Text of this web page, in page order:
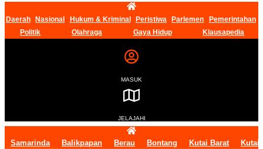
Daerah Nasional Hukum & Kriminal Peristiwa Parlemen
Pemerintahan
Politik
Olahraga Gaya Hidup Klausapedia
MASUK
JELAJAHI
Samarinda Balikpapan Berau Bontang Kutai Barat Kutai